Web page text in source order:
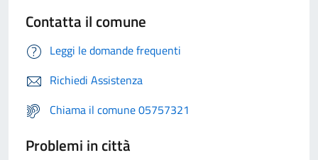
Contatta il comune
Leggi le domande frequenti
Richiedi Assistenza
Chiama il comune 05757321
Problemi in città